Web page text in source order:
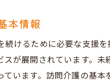
護の仕事で得られるスキル
長田区での訪問介護求人が
護を通じて地域社会に貢献
本情報
けるために必要な支援
が展開されています。
います。訪問介護の基